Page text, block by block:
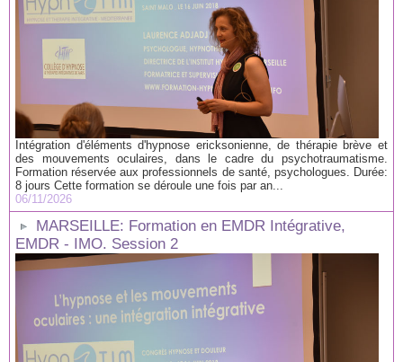
Intégration d'éléments d'hypnose ericksonienne, de thérapie brève et
des mouvements oculaires, dans le cadre du psychotraumatisme.
Formation réservée aux professionnels de santé, psychologues. Durée:
8 jours Cette formation se déroule une fois par an...
06/11/2026
MARSEILLE: Formation en EMDR Intégrative,
EMDR - IMO. Session 2